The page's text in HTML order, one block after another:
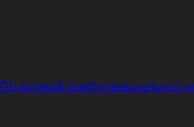
Политикой конфиденциальности